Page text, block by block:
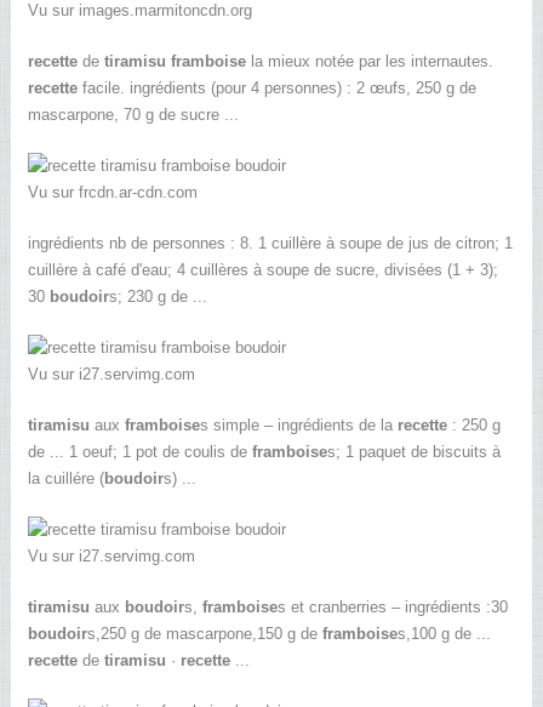
Vu sur images.marmitoncdn.org
recettede tiramisu framboisela mieux notée par les internautes.
recettefacile. ingrédients (pour 4 personnes) : 2 œufs, 250 g de
mascarpone, 70 g de sucre ...
Vu sur frcdn.ar-cdn.com
ingrédients nb de personnes : 8. 1 cuillère à soupe de jus de citron; 1
cuillère à café d'eau; 4 cuillères à soupe de sucre, divisées (1 + 3);
30 boudoirs; 230 g de ...
Vu sur i27.servimg.com
tiramisu aux framboises simple – ingrédients de la recette: 250 g
de ... 1 oeuf; 1 pot de coulis de framboises; 1 paquet de biscuits à
la cuillére (boudoirs) ...
Vu sur i27.servimg.com
tiramisu aux boudoirs, framboises et cranberries – ingrédients :30
boudoirs,250 g de mascarpone,150 g de framboises,100 g de ...
recettede tiramisu · recette...